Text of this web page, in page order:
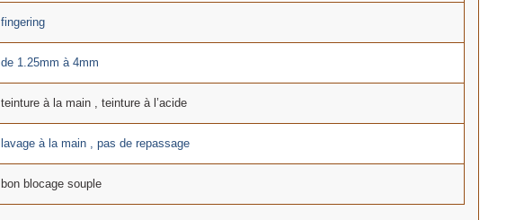
fingering
de 1.25mm à 4mm
teinture à la main , teinture à l’acide
lavage à la main , pas de repassage
bon blocage souple